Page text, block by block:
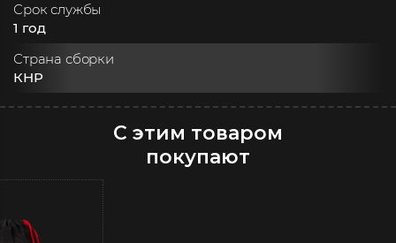
Срок службы
1 год
Страна сборки
КНР
С этим товаром
покупают